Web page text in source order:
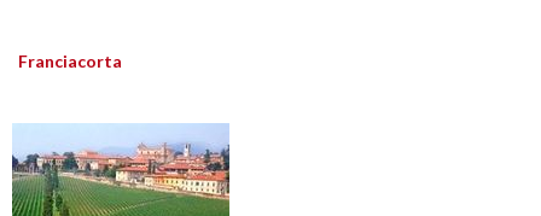
Franciacorta